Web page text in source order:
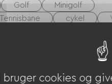
Golf
Minigolf
Tennisbane cykel
(ANCV)
bruger cookies og